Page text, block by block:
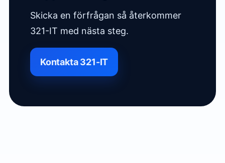
Skicka en förfrågan så återkommer
321-IT med nästa steg.
Kontakta 321-IT